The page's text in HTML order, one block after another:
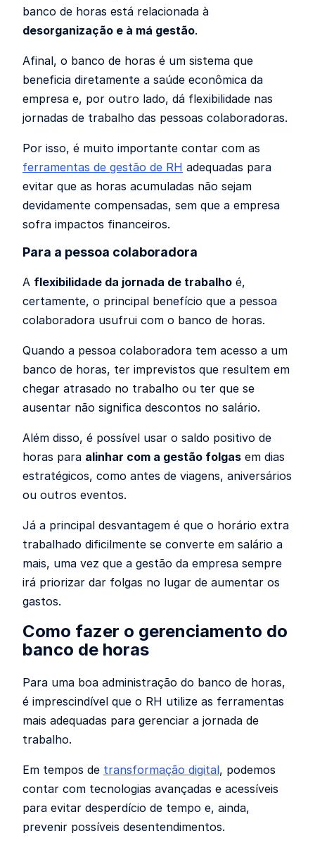
banco de horas está relacionada à
desorganização e à má gestão.
Afinal, o banco de horas é um sistema que
beneficia diretamente a saúde econômica da
empresa e, por outro lado, dá flexibilidade nas
jornadas de trabalho das pessoas colaboradoras.
Por isso, é muito importante contar com as
ferramentas de gestão de RH adequadas para
evitar que as horas acumuladas não sejam
devidamente compensadas, sem que a empresa
sofra impactos financeiros.
Para a pessoa colaboradora
A flexibilidade da jornada de trabalho é,
certamente, o principal benefício que a pessoa
colaboradora usufrui com o banco de horas.
Quando a pessoa colaboradora tem acesso a um
banco de horas, ter imprevistos que resultem em
chegar atrasado no trabalho ou ter que se
ausentar não significa descontos no salário.
Além disso, é possível usar o saldo positivo de
horas para alinhar com a gestão folgas em dias
estratégicos, como antes de viagens, aniversários
ou outros eventos.
Já a principal desvantagem é que o horário extra
trabalhado dificilmente se converte em salário a
mais, uma vez que a gestão da empresa sempre
irá priorizar dar folgas no lugar de aumentar os
gastos.
Como fazer o gerenciamento do
banco de horas
Para uma boa administração do banco de horas,
é imprescindível que o RH utilize as ferramentas
mais adequadas para gerenciar a jornada de
trabalho.
Em tempos de transformação digital, podemos
contar com tecnologias avançadas e acessíveis
para evitar desperdício de tempo e, ainda,
prevenir possíveis desentendimentos.